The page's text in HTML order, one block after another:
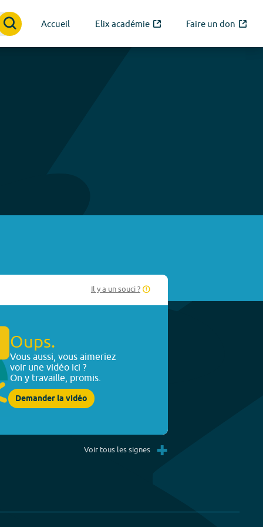
Accueil Elix académie Faire un don
Il y a un souci ?
Oups.
Vous aussi, vous aimeriez
voir une vidéo ici ?
On y travaille, promis.
Demander la vidéo
Voir tous les signes +